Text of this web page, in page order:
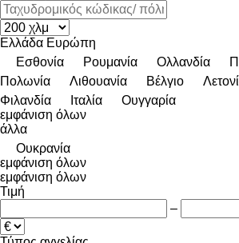
Ελλάδα Ευρώπη
Εσθονία
Ρουμανία Ολλανδία
Πολωνία
Λιθουανία Βέλγιο
Φιλανδία
Ιταλία
Ουγγαρία
εμφάνιση όλων
άλλα
Ουκρανία
εμφάνιση όλων
εμφάνιση όλων
Τιμή
–